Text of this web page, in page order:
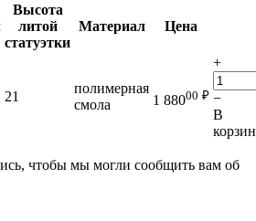
Высота
литой
статуэтки
Материал Цена
21
полимерная
смола
1 88000 ₽
+
−
В
чтобы мы могли сообщить вам об